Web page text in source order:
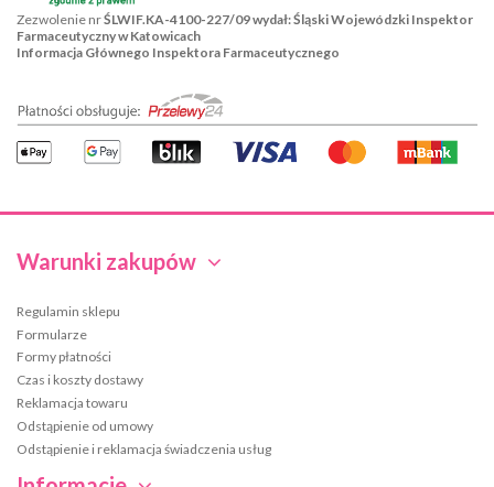
Warunki zakupów
Regulamin sklepu
Formularze
Formy płatności
Czas i koszty dostawy
Reklamacja towaru
Odstąpienie od umowy
Odstąpienie i reklamacja świadczenia usług
Zezwolenie nrŚLWIF.KA-4100-227/09 wydał: Śląski Wojewódzki Inspektor
Farmaceutyczny w Katowicach
Informacja Głównego Inspektora Farmaceutycznego